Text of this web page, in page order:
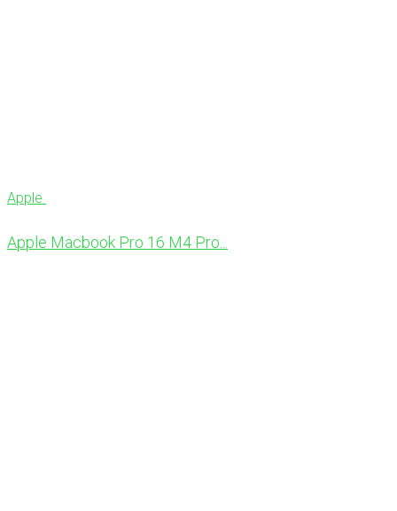
Apple
Apple Macbook Pro 16 M4 Pro...